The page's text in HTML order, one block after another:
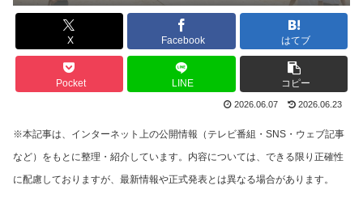
X Facebook はてブ
Pocket LINE コピー
2026.06.07 2026.06.23
※本記事は、インターネット上の公開情報（テレビ番組・SNS・ウェブ記事
など）をもとに整理・紹介しています。内容については、できる限り正確性
に配慮しておりますが、最新情報や正式発表とは異なる場合があります。